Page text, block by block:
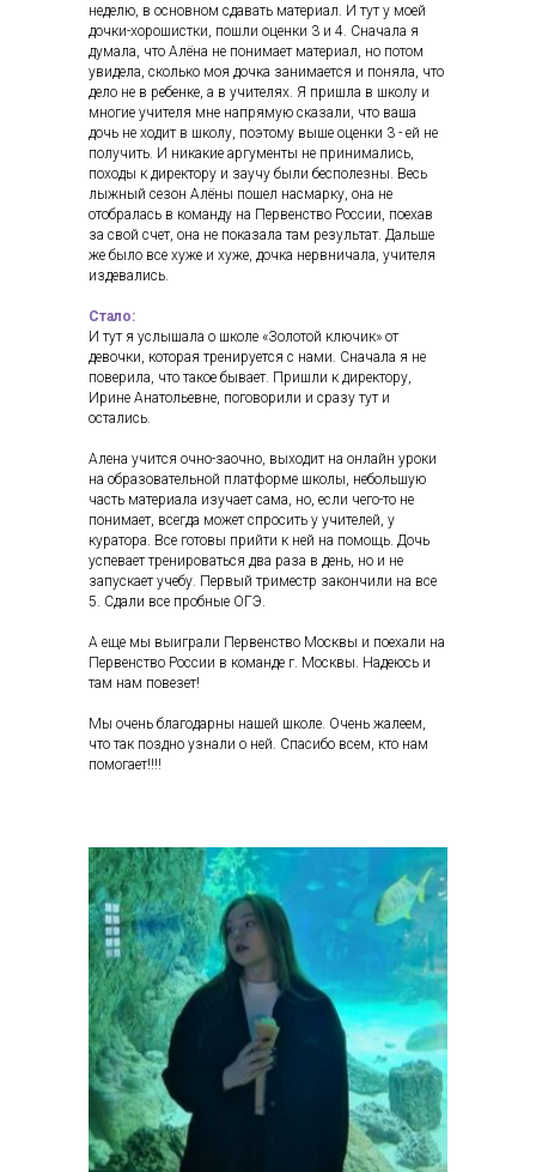
неделю, в основном сдавать материал. И тут у моей
дочки-хорошистки, пошли оценки 3 и 4. Сначала я
думала, что Алёна не понимает материал, но потом
увидела, сколько моя дочка занимается и поняла, что
дело не в ребенке, а в учителях. Я пришла в школу и
многие учителя мне напрямую сказали, что ваша
дочь не ходит в школу, поэтому выше оценки 3 - ей не
получить. И никакие аргументы не принимались,
походы к директору и заучу были бесполезны. Весь
лыжный сезон Алёны пошел насмарку, она не
отобралась в команду на Первенство России, поехав
за свой счет, она не показала там результат. Дальше
же было все хуже и хуже, дочка нервничала, учителя
издевались.
Стало:
И тут я услышала о школе «Золотой ключик» от
девочки, которая тренируется с нами. Сначала я не
поверила, что такое бывает. Пришли к директору,
Ирине Анатольевне, поговорили и сразу тут и
остались.
Алена учится очно-заочно, выходит на онлайн уроки
на образовательной платформе школы, небольшую
часть материала изучает сама, но, если чего-то не
понимает, всегда может спросить у учителей, у
куратора. Все готовы прийти к ней на помощь. Дочь
успевает тренироваться два раза в день, но и не
запускает учебу. Первый триместр закончили на все
5. Сдали все пробные ОГЭ.
А еще мы выиграли Первенство Москвы и поехали на
Первенство России в команде г. Москвы. Надеюсь и
там нам повезет!
Мы очень благодарны нашей школе. Очень жалеем,
что так поздно узнали о ней. Спасибо всем, кто нам
помогает!!!!